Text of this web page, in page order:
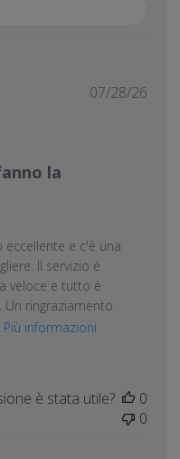
la
eccellente e c'è una
Il servizio è
veloce e tutto è
ringraziamento
Più informazioni
07/28/26
è stata utile?
0
0